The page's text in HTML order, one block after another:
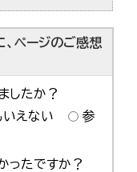
、ページのご感想
したか？
いえない
参
ったですか？